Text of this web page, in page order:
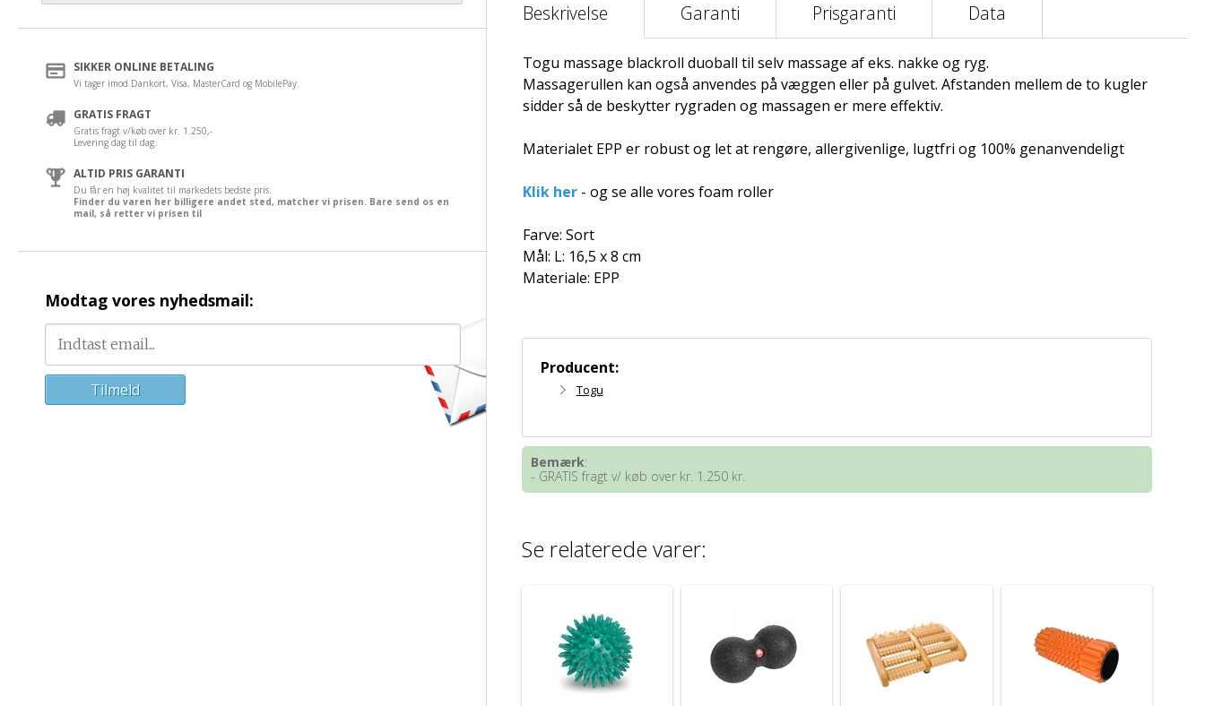
Beskrivelse Garanti Prisgaranti Data
Togu massage blackroll duoball til selv massage af eks. nakke og ryg.
Massagerullen kan også anvendes på væggen eller på gulvet. Afstanden mellem de to kugler
sidder så de beskytter rygraden og massagen er mere effektiv.
Materialet EPP er robust og let at rengøre, allergivenlige, lugtfri og 100% genanvendeligt
Klik her- og se alle vores foam roller
Farve: Sort
Mål: L: 16,5 x 8 cm
Materiale: EPP
Producent:
Togu
Bemærk:
- GRATIS fragt v/ køb over kr. 1.250 kr.
Se relaterede varer:
SIKKER ONLINE BETALING
Vi tager imod Dankort, Visa, MasterCard og MobilePay.
GRATIS FRAGT
Gratis fragt v/køb over kr. 1.250,-
Levering dag til dag.
ALTID PRIS GARANTI
Du får en høj kvalitet til markedets bedste pris.
Finder du varen her billigere andet sted, matcher vi prisen. Bare send os en
mail, så retter vi prisen til
Modtag vores nyhedsmail: